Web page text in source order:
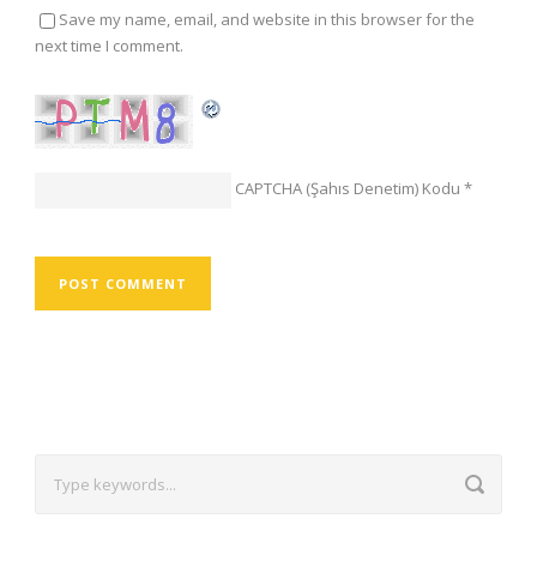
Save my name, email, and website in this browser for the
next time I comment.
CAPTCHA (Şahıs Denetim) Kodu *